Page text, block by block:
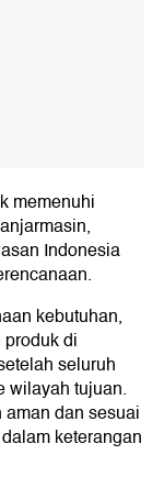
memenuhi
Indonesia
kebutuhan,
di
seluruh
wilayah tujuan.
dan sesuai
keterangan